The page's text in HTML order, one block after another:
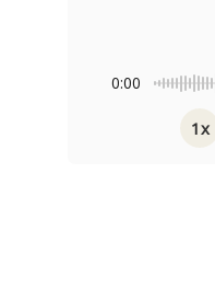
0:00
1x